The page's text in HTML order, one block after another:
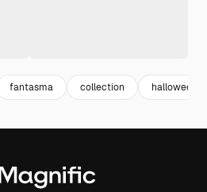
fantasma collection halloween